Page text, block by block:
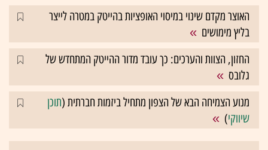
האוצר מקדם שינוי במיסוי האופציות בהייטק במטרה לייצר
בליץ מימושים
החזון, הצוות והערכים: כך עובד מדור ההייטק המתחדש של
גלובס
מנוע הצמיחה הבא של הצפון מתחיל ביזמות חברתית (תוכן
שיווקי)